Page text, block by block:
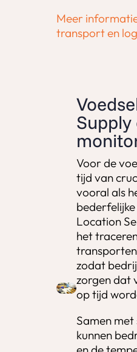
Meer
transport en
Supply
Voor de
tijd van
vooral als
Location
het
zodat
zorgen dat
op tijd
Samen met
kunnen